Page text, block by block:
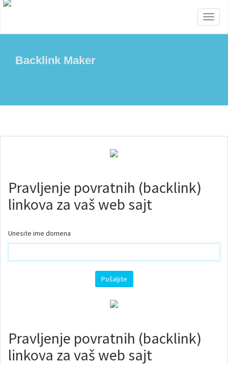
Backlink Maker
Pravljenje povratnih (backlink)
linkova za vaš web sajt
Unesite ime domena
Pošaljite
Pravljenje povratnih (backlink)
linkova za vaš web sajt